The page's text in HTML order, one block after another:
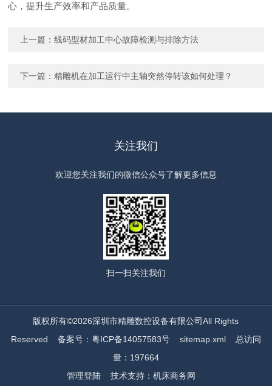
心，提升生产效率和产品质量。
上一篇：线码型材加工中心故障检测与排除方法
下一篇：精雕机在加工运行中主轴突然停转该如何处理？
关注我们
欢迎您关注我们的微信公众号了解更多信息
扫一扫关注我们
版权所有©2026深圳市精雕数控设备有限公司All Rights
Reserved 备案号：粤ICP备14057583号 sitemap.xml总访问
量：197664
管理登陆技术支持： 机床商务网